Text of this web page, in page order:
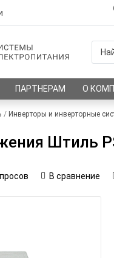
ПАРТНЕРАМ О
Инверторы и инверторные
Штиль
В сравнение